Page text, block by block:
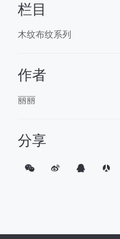
栏目
木纹布纹系列
作者
丽丽
分享